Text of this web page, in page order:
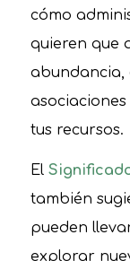
cómo
quieren que
abundancia,
tus recursos.
El
también
pueden
explorar